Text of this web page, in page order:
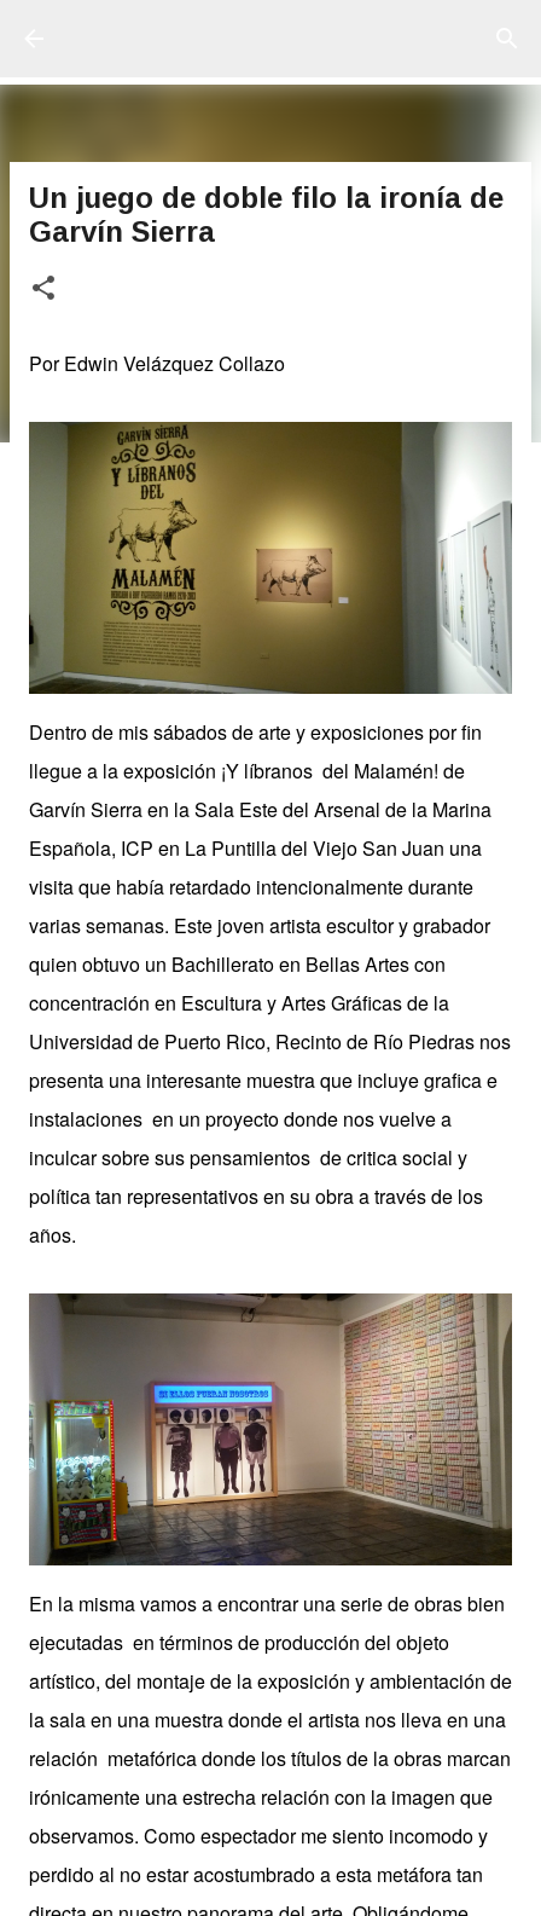
Un juego de doble filo la ironía de
Garvín Sierra
Por Edwin Velázquez Collazo
Dentro de mis sábados de arte y exposiciones por fin
llegue a la exposición ¡Y líbranos del Malamén! de
Garvín Sierra en la Sala Este del Arsenal de la Marina
Española, ICP en La Puntilla del Viejo San Juan una
visita que había retardado intencionalmente durante
varias semanas. Este joven artista escultor y grabador
quien obtuvo un Bachillerato en Bellas Artes con
concentración en Escultura y Artes Gráficas de la
Universidad de Puerto Rico, Recinto de Río Piedras nos
presenta una interesante muestra que incluye grafica e
instalaciones en un proyecto donde nos vuelve a
inculcar sobre sus pensamientos de critica social y
política tan representativos en su obra a través de los
años.
En la misma vamos a encontrar una serie de obras bien
ejecutadas en términos de producción del objeto
artístico, del montaje de la exposición y ambientación de
la sala en una muestra donde el artista nos lleva en una
relación metafórica donde los títulos de la obras marcan
irónicamente una estrecha relación con la imagen que
observamos. Como espectador me siento incomodo y
perdido al no estar acostumbrado a esta metáfora tan